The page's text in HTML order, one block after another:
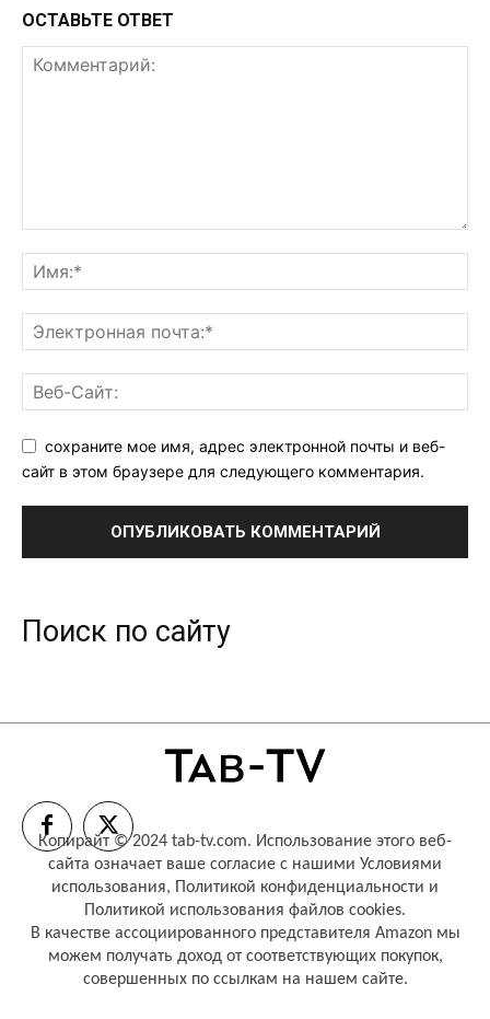
ОСТАВЬТЕ ОТВЕТ
сохраните мое имя, адрес электронной почты и веб-
сайт в этом браузере для следующего комментария.
Поиск по сайту
Копирайт © 2024 tab-tv.com. Использование этого веб-
сайта означает ваше согласие с нашими Условиями
использования, Политикой конфиденциальности и
Политикой использования файлов cookies.
В качестве ассоциированного представителя Amazon мы
можем получать доход от соответствующих покупок,
совершенных по ссылкам на нашем сайте.